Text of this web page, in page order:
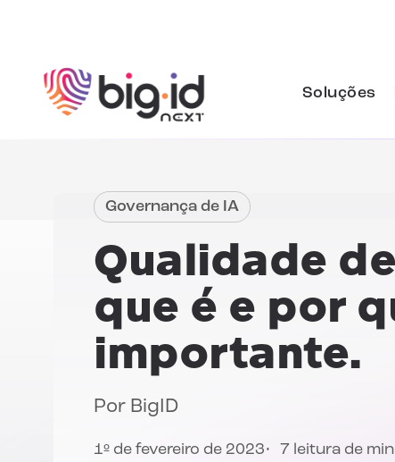
Soluções
Governança de IA
Qualidade
que é e por
importante.
Por BigID
1º de fevereiro de 2023 7 leitura de